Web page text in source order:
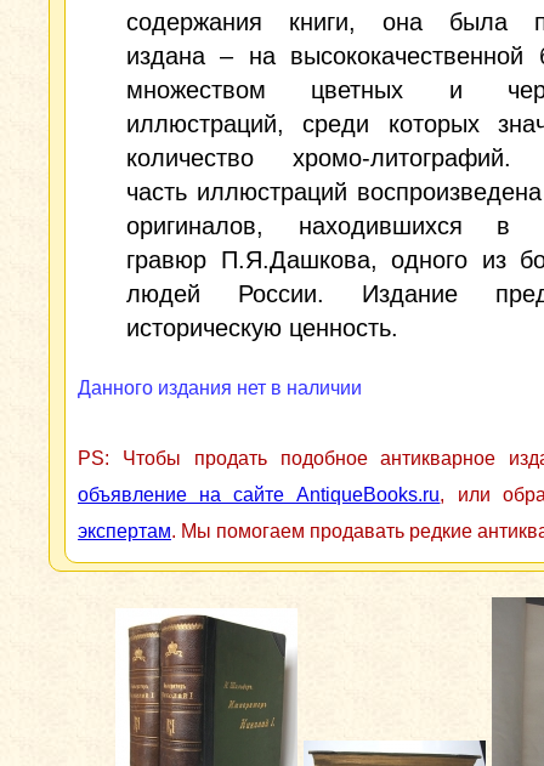
содержания книги, она была
издана – на высококачественной
множеством цветных и
иллюстраций, среди которых
количество хромо-литографий.
часть иллюстраций
оригиналов, находившихся в
гравюр П.Я.Дашкова, одного из
людей России. Издание
историческую ценность.
Данного издания нет в наличии
PS: Чтобы продать подобное антикварное
объявление на сайте AntiqueBooks.ru, или
экспертам. Мы помогаем продавать редкие